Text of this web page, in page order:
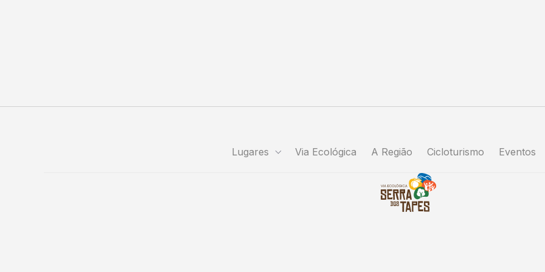
Lugares Via Ecológica A Região Cicloturismo Eventos